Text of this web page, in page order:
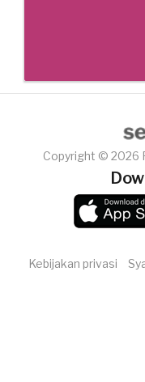
Copyright © 2026
Kebijakan privasi